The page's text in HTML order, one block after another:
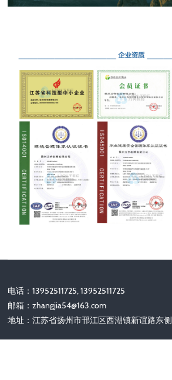
电话：13952511725, 13952511725
邮箱：zhangjia54@163.com
地址：江苏省扬州市邗江区西湖镇新谊路东侧